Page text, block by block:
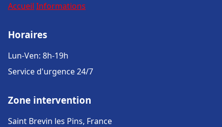
Accueil Informations
Horaires
Lun-Ven: 8h-19h
Service d'urgence 24/7
Zone intervention
Saint Brevin les Pins, France